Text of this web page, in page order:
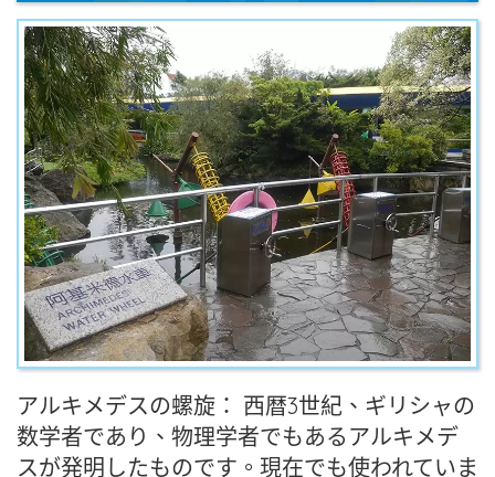
アルキメデスの螺旋： 西暦3世紀、ギリシャの
数学者であり、物理学者でもあるアルキメデ
スが発明したものです。現在でも使われていま